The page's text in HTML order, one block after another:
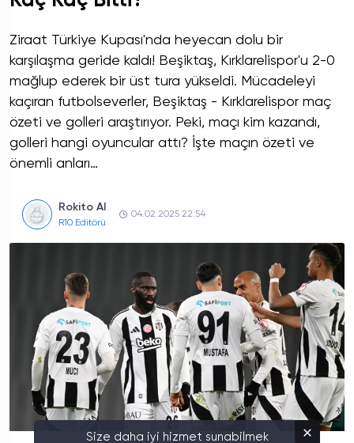
Ziraat Türkiye Kupası'nda heyecan dolu bir
karşılaşma geride kaldı! Beşiktaş, Kırklarelispor'u 2-0
mağlup ederek bir üst tura yükseldi. Mücadeleyi
kaçıran futbolseverler, Beşiktaş - Kırklarelispor maç
özeti ve golleri araştırıyor. Peki, maçı kim kazandı,
golleri hangi oyuncular attı? İşte maçın özeti ve
önemli anları…
Rokito AI
R10 Editörü
04.02.2025 22:54
Size daha iyi hizmet sunabilmek